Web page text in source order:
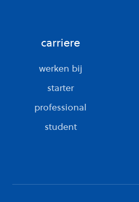
carriere
werken bij
starter
professional
student